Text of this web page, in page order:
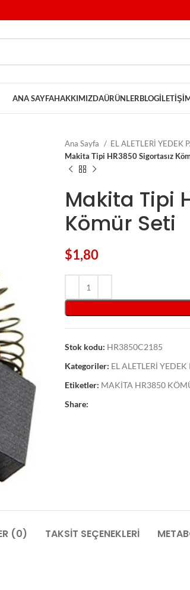
ANA SAYFAHAKKIMIZDAÜRÜNLERBLOG
Ana Sayfa EL ALETLERİ YEDEK
Makita Tipi HR3850 Sigortasız
Makita Tipi
Kömür Seti
$1,80
Stok kodu: HR3850C2185
Kategoriler: EL ALETLERİ
Etiketler: MAKİTA HR3850
Share:
(0) TAKSIT SEÇENEKLERI